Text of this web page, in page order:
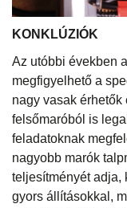
KONKLÚZIÓK
Az utóbbi években
megfigyelhető a
nagy vasak érhetők
felsőmaróból is
feladatoknak
nagyobb marók
teljesítményét adja,
gyors állításokkal,